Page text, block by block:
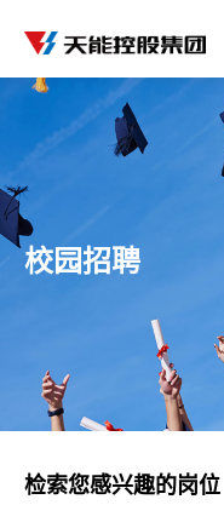
校园招聘
检索您感兴趣的岗位